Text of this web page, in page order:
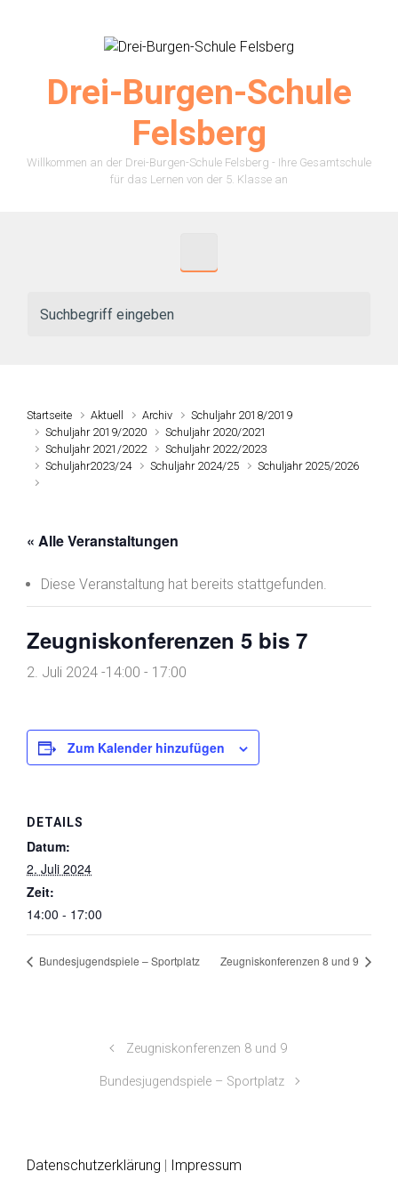
Drei-Burgen-Schule
Felsberg
Willkommen an der Drei-Burgen-Schule Felsberg - Ihre Gesamtschule
für das Lernen von der 5. Klasse an
Startseite Aktuell Archiv
Schuljahr 2018/2019
Schuljahr 2019/2020
Schuljahr 2020/2021
Schuljahr 2021/2022
Schuljahr 2022/2023
Schuljahr2023/24
Schuljahr 2024/25 Schuljahr 2025/2026
« Alle Veranstaltungen
Diese Veranstaltung hat bereits stattgefunden.
Zeugniskonferenzen 5 bis 7
2. Juli 2024 -14:00 - 17:00
Zum Kalender hinzufügen
DETAILS
Datum:
2. Juli 2024
Zeit:
14:00 - 17:00
Bundesjugendspiele – Sportplatz Zeugniskonferenzen 8 und 9
Zeugniskonferenzen 8 und 9
Bundesjugendspiele – Sportplatz
Datenschutzerklärung Impressum